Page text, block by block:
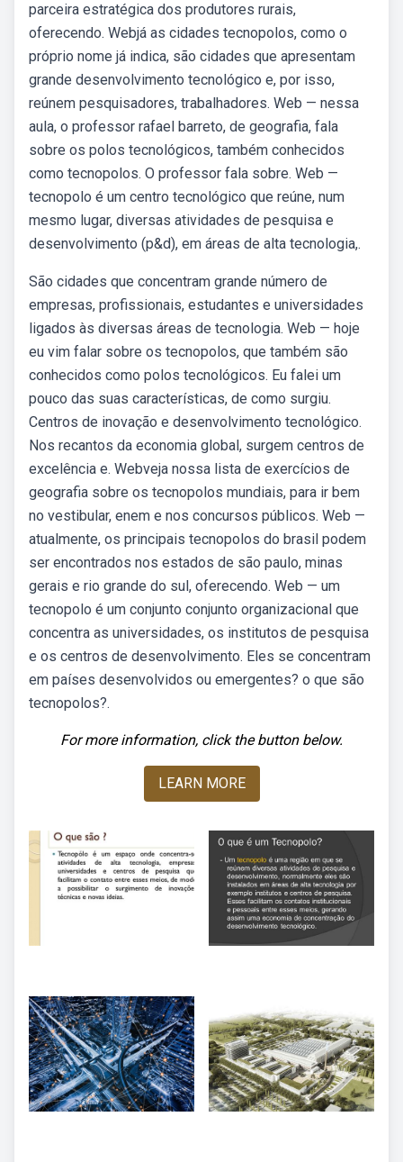
parceira estratégica dos produtores rurais,
oferecendo. Webjá as cidades tecnopolos, como o
próprio nome já indica, são cidades que apresentam
grande desenvolvimento tecnológico e, por isso,
reúnem pesquisadores, trabalhadores. Web — nessa
aula, o professor rafael barreto, de geografia, fala
sobre os polos tecnológicos, também conhecidos
como tecnopolos. O professor fala sobre. Web —
tecnopolo é um centro tecnológico que reúne, num
mesmo lugar, diversas atividades de pesquisa e
desenvolvimento (p&d), em áreas de alta tecnologia,.
São cidades que concentram grande número de
empresas, profissionais, estudantes e universidades
ligados às diversas áreas de tecnologia. Web — hoje
eu vim falar sobre os tecnopolos, que também são
conhecidos como polos tecnológicos. Eu falei um
pouco das suas características, de como surgiu.
Centros de inovação e desenvolvimento tecnológico.
Nos recantos da economia global, surgem centros de
excelência e. Webveja nossa lista de exercícios de
geografia sobre os tecnopolos mundiais, para ir bem
no vestibular, enem e nos concursos públicos. Web —
atualmente, os principais tecnopolos do brasil podem
ser encontrados nos estados de são paulo, minas
gerais e rio grande do sul, oferecendo. Web — um
tecnopolo é um conjunto conjunto organizacional que
concentra as universidades, os institutos de pesquisa
e os centros de desenvolvimento. Eles se concentram
em países desenvolvidos ou emergentes? o que são
tecnopolos?.
For more information, click the button below.
LEARN MORE